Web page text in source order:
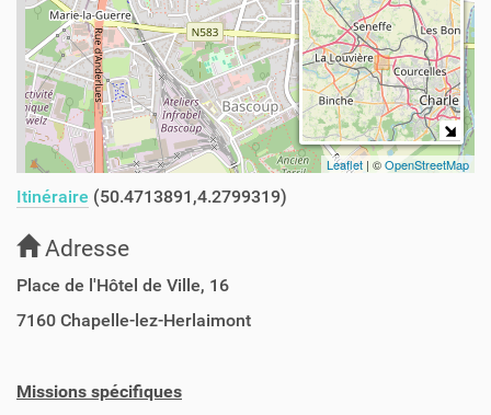
Leaflet | ©OpenStreetMap
Itinéraire (50.4713891,4.2799319)
Adresse
Place de l'Hôtel de Ville, 16
7160 Chapelle-lez-Herlaimont
Missions spécifiques